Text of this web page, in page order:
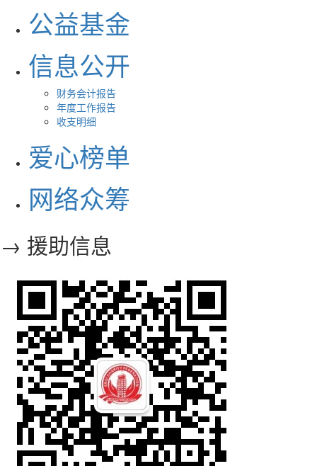
公益基金
信息公开
财务会计报告
年度工作报告
收支明细
爱心榜单
网络众筹
→ 援助信息